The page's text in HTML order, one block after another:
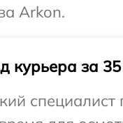
Arkon.
курьера за
специалист